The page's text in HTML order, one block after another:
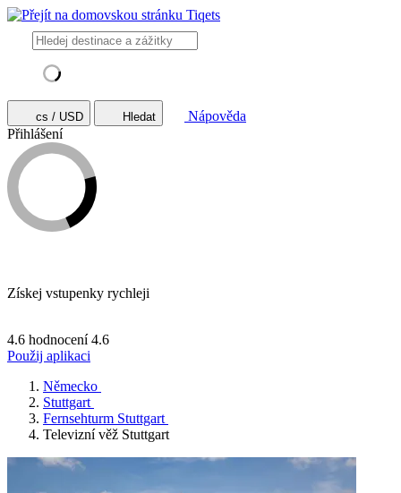
cs / USD Hledat
Nápověda
Přihlášení
Získej vstupenky rychleji
4.6 hodnocení 4.6
Použij aplikaci
Německo
Stuttgart
Fernsehturm Stuttgart
Televizní věž Stuttgart